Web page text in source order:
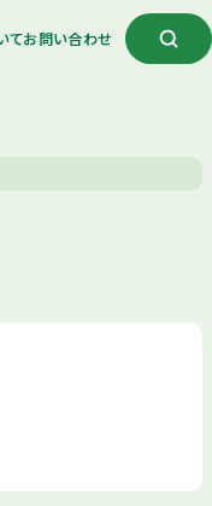
てお問い合わせ